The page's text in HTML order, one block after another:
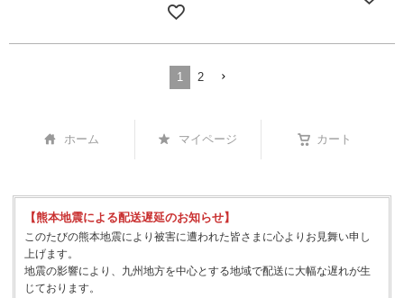
1 2
ホーム マイページ カート
【熊本地震による配送遅延のお知らせ】
このたびの熊本地震により被害に遭われた皆さまに心よりお見舞い申し
上げます。
地震の影響により、九州地方を中心とする地域で配送に大幅な遅れが生
じております。